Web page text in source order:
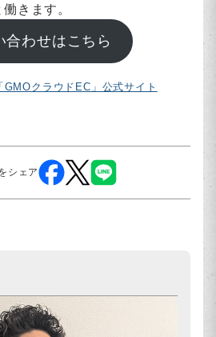
きます。
合わせはこちら
「GMOクラウドEC」公式サイト
シェア